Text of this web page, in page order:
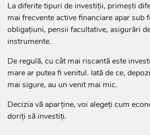
La diferite tipuri de investiții, primești
mai frecvente active financiare apar sub
obligațiuni, pensii facultative, asigurări
instrumente.
De regulă, cu cât mai riscantă este
mare ar putea fi venitul. Iată de ce,
mai sigure, au un venit mai mic.
Decizia vă aparține, voi alegeți cum
doriți să investiți.